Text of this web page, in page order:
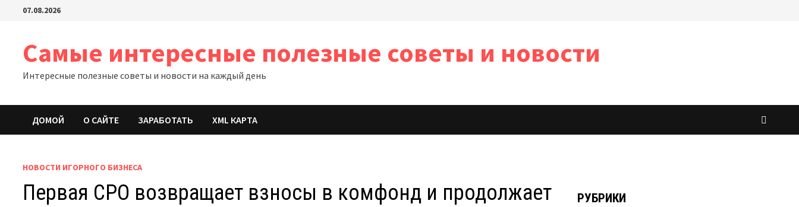
Перейти07.08.2026
Самые интересные полезные советы и новости
Интересные полезные советы и новости на каждый день
ДОМОЙ О САЙТЕ ЗАРАБОТАТЬ XML КАРТА
НОВОСТИ ИГОРНОГО БИЗНЕСА
Первая СРО возвращает взносы в комфонд и продолжает
РУБРИКИ